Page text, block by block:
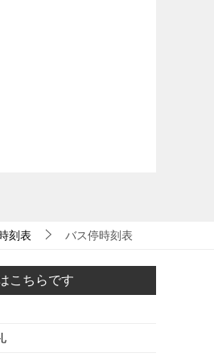
刻表 バス停時刻表
こちらです